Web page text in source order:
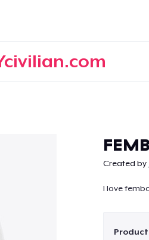
Created by
I love